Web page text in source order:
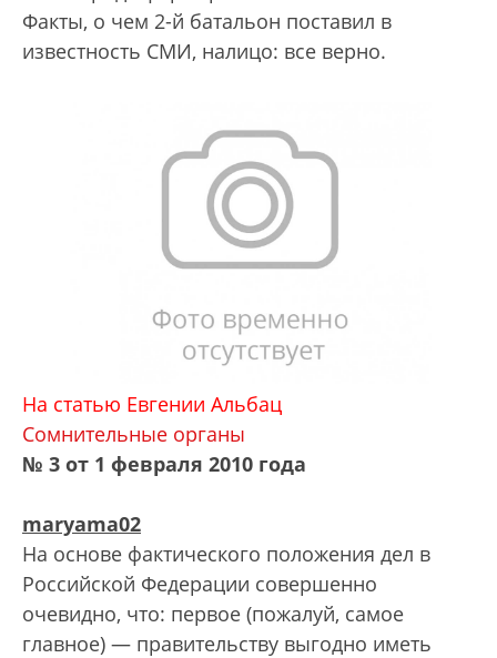
Факты, о чем 2-й батальон поставил в
известность СМИ, налицо: все верно.
На статью Евгении Альбац
Сомнительные органы
№ 3 от 1 февраля 2010 года
maryama02
На основе фактического положения дел в
Российской Федерации совершенно
очевидно, что: первое (пожалуй, самое
главное) — правительству выгодно иметь